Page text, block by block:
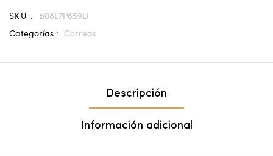
SKU :
B08L7P659D
Categorías : Correas
Descripción
Información adicional